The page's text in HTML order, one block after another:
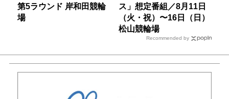
第5ラウンド 岸和田競輪
場
ス」想定番組／8月11日
（火・祝）〜16日（日）
松山競輪場
Recommended by